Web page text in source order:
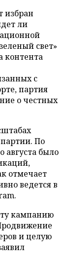
избран
ли
свет»
контента
с
партия
о честных
По
августа было
отмечает
ведется в
кампанию
и целую